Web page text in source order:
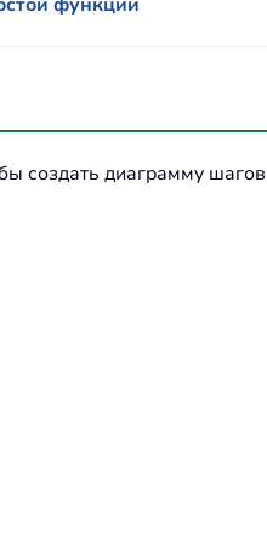
создать диаграмму